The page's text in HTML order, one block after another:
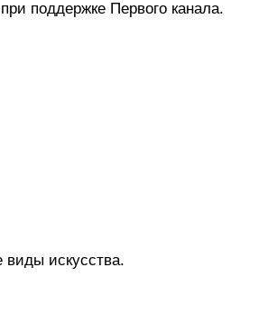
поддержке Первого канала.
искусства.